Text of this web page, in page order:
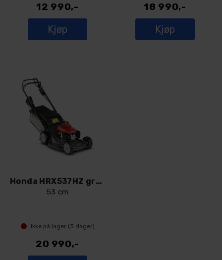
12 990,-
Kjøp
18 990,-
Kjøp
Honda HRX537HZ gressklipper
53 cm
Ikke på lager (3 dager)
20 990,-